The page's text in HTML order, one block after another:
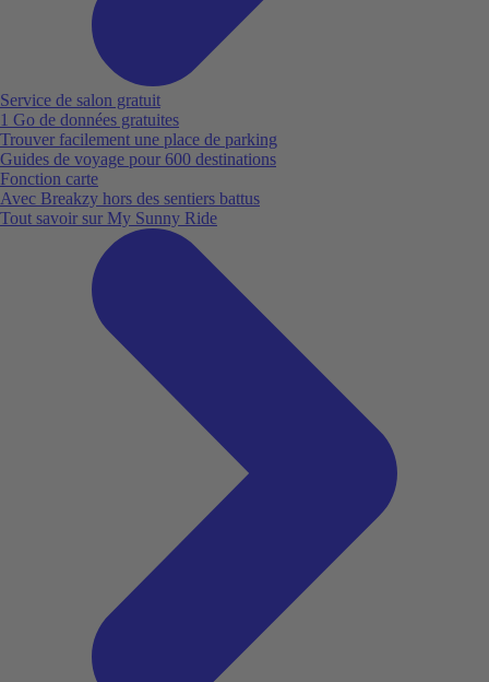
Service de salon gratuit
1 Go de données gratuites
Trouver facilement une place de parking
Guides de voyage pour 600 destinations
Fonction carte
Avec Breakzy hors des sentiers battus
Tout savoir sur My Sunny Ride